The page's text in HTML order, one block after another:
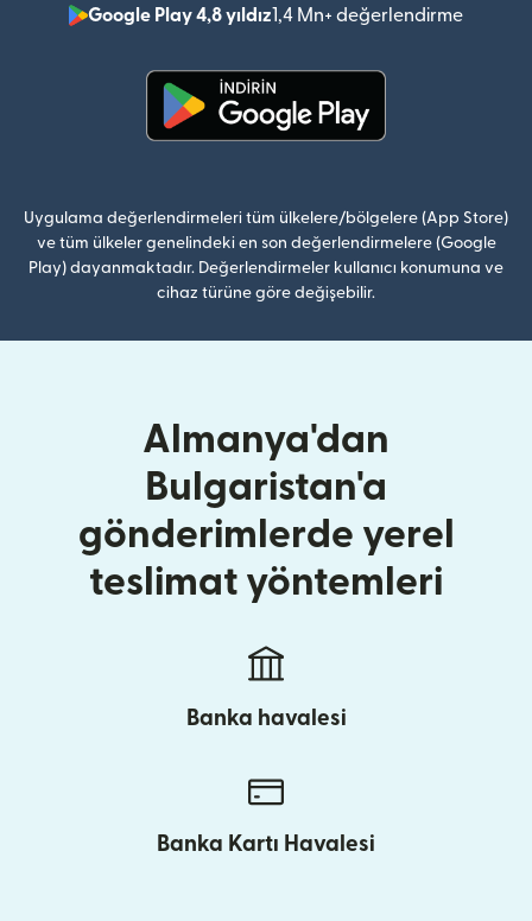
Google Play 4,8 yıldız1,4 Mn+ değerlendirme
Uygulama değerlendirmeleri tüm ülkelere/bölgelere (App Store)
ve tüm ülkeler genelindeki en son değerlendirmelere (Google
Play) dayanmaktadır. Değerlendirmeler kullanıcı konumuna ve
cihaz türüne göre değişebilir.
Almanya'dan
Bulgaristan'a
gönderimlerde yerel
teslimat yöntemleri
Banka havalesi
Banka Kartı Havalesi